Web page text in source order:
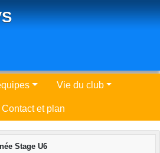
Vie du club
Contact et plan
Stage U6